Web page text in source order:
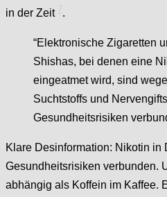
in der Zeit
.
“Elektronische Zigaretten
Shishas, bei denen eine
eingeatmet wird, sind
Suchtstoffs und
Gesundheitsrisiken
Klare Desinformation: Nikotin in
Gesundheitsrisiken verbunden.
abhängig als Koffein im Kaffee.